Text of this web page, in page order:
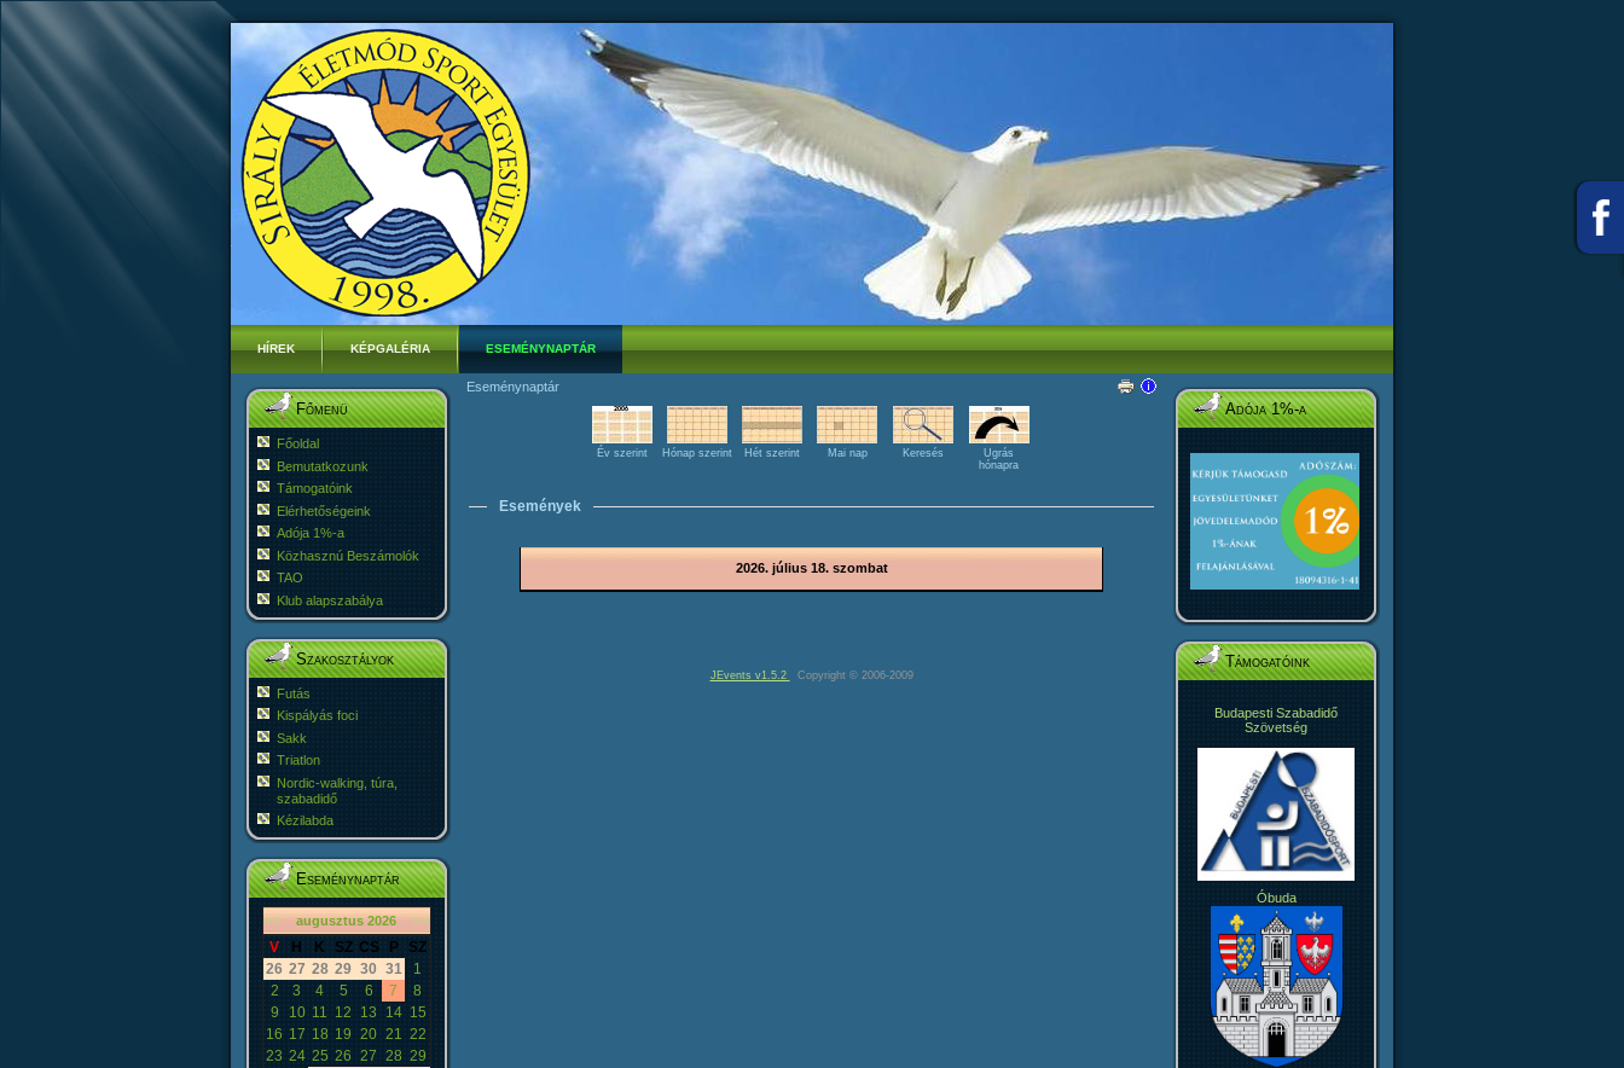
HÍREK KÉPGALÉRIA ESEMÉNYNAPTÁR
Főmenü
Főoldal
Bemutatkozunk
Támogatóink
Elérhetőségeink
Adója 1%-a
Közhasznú Beszámolók
TAO
Klub alapszabálya
Szakosztályok
Futás
Kispályás foci
Sakk
Triatlon
Nordic-walking, túra,
szabadidő
Kézilabda
Eseménynaptár
«< augusztus 2026 >»
V H K SZ CS P
SZ
26 27 28 29 30 31
1
2
3 4 5 6 7
8
9
10 11 12 13 14 15
16 17 18 19 20 21 22
23 24 25 26 27 28 29
Eseménynaptár
Év szerint Hónap szerint Hét szerint Mai nap Keresés
Ugrás
hónapra
Események
2026. július 18. szombat
JEvents v1.5.2 Copyright © 2006-2009
Adója 1%-a
Támogatóink
Budapesti Szabadidő
Szövetség
Óbuda